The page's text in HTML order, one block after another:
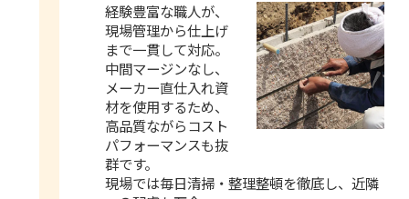
経験豊富な職人が、
現場管理から仕上げ
まで一貫して対応。
中間マージンなし、
メーカー直仕入れ資
材を使用するため、
高品質ながらコスト
パフォーマンスも抜
群です。
現場では毎日清掃・整理整頓を徹底し、近隣